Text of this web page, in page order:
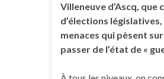
Villeneuve d’Ascq, que
d’élections législatives,
menaces qui pèsent
passer de l’état de «